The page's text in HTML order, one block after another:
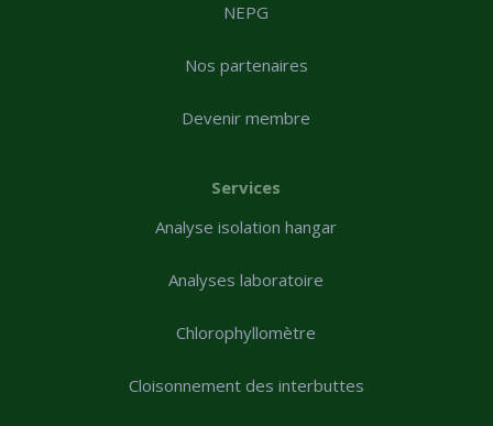
NEPG
Nos partenaires
Devenir membre
Services
Analyse isolation hangar
Analyses laboratoire
Chlorophyllomètre
Cloisonnement des interbuttes